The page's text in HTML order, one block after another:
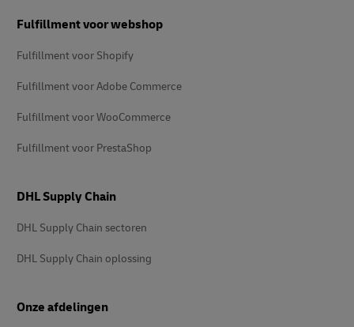
Fulfillment voor webshop
Fulfillment voor Shopify
Fulfillment voor Adobe Commerce
Fulfillment voor WooCommerce
Fulfillment voor PrestaShop
DHL Supply Chain
DHL Supply Chain sectoren
DHL Supply Chain oplossing
Onze afdelingen